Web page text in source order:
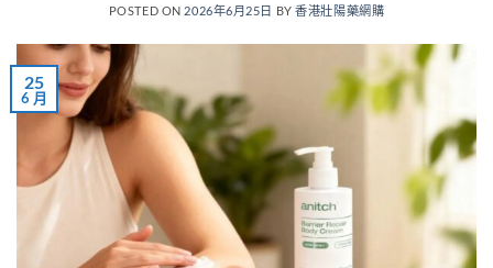
POSTED ON 2026年6月25日 BY香港壯陽藥網購
25
6 月